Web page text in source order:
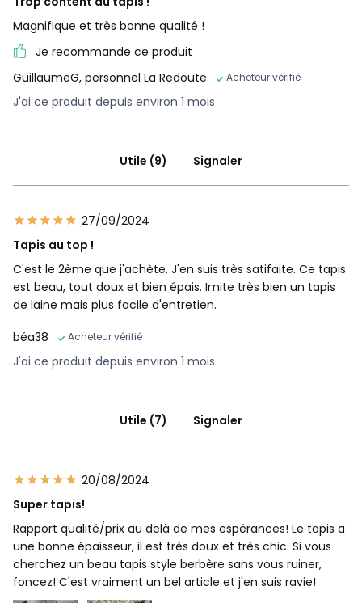
Magnifique et très bonne qualité !
Je recommande ce produit
GuillaumeG, personnel La Redoute
Acheteur vérifié
J'ai ce produit depuis environ 1 mois
Utile (9) Signaler
27/09/2024
Tapis au top !
C'est le 2ème que j'achète. J'en suis très satifaite. Ce tapis
est beau, tout doux et bien épais. Imite très bien un tapis
de laine mais plus facile d'entretien.
béa38
Acheteur vérifié
J'ai ce produit depuis environ 1 mois
Utile (7) Signaler
20/08/2024
Super tapis!
Rapport qualité/prix au delà de mes espérances! Le tapis a
une bonne épaisseur, il est très doux et très chic. Si vous
cherchez un beau tapis style berbère sans vous ruiner,
foncez! C'est vraiment un bel article et j'en suis ravie!